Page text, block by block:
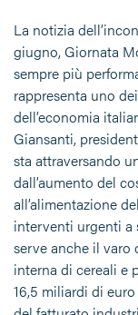
La notizia
giugno, Giornata
sempre più
rappresenta uno
dell’economia
Giansanti,
sta attraversando
dall’aumento del
all’alimentazione
interventi urgenti a
serve anche il varo
interna di cereali e
16,5 miliardi di